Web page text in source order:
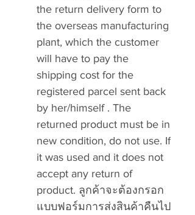
the return delivery form to
the overseas manufacturing
plant, which the customer
will have to pay the
shipping cost for the
registered parcel sent back
by her/himself . The
returned product must be in
new condition, do not use. If
it was used and it does not
accept any return of
product. ลูกค้าจะต้องกรอก
แบบฟอร์มการส่งสินค้าคืนไป